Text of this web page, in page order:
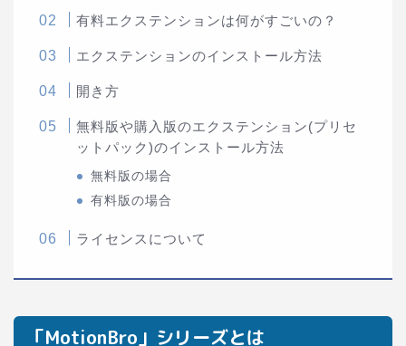
有料エクステンションは何がすごいの？
エクステンションのインストール方法
開き方
無料版や購入版のエクステンション(プリセ
ットパック)のインストール方法
無料版の場合
有料版の場合
ライセンスについて
「MotionBro」シリーズとは